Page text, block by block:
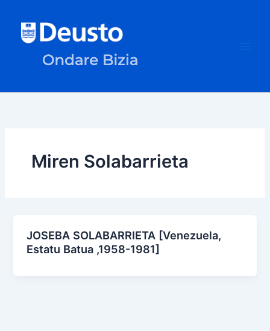
content
Miren Solabarrieta
JOSEBA SOLABARRIETA [Venezuela,
Estatu Batua ,1958-1981]